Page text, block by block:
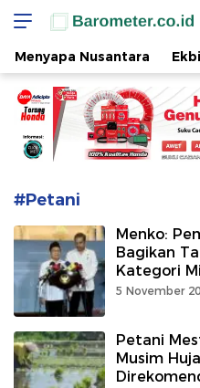
www.barometer.co.id
Berita Terkini di
Menyapa Nusantara
#Petani
Menko:
Bagikan
Kategori
5 November
Petani
Musim